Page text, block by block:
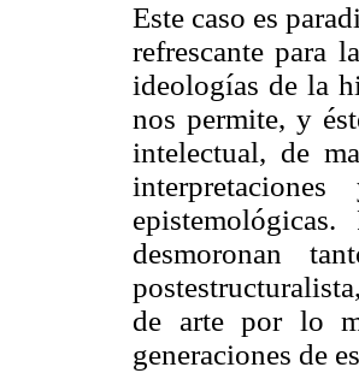
Este caso es
refrescante para
ideologías de la
nos permite, y
intelectual, de
desmoronan
de arte por lo
generaciones de